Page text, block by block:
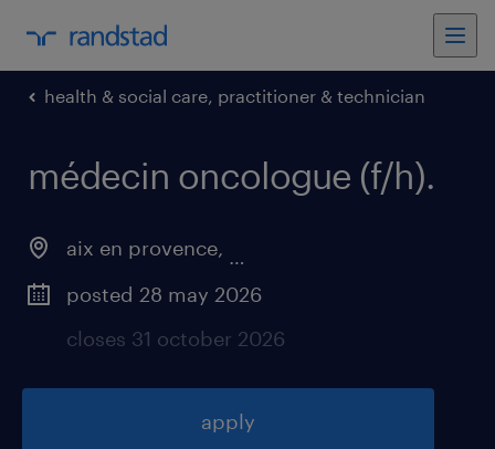
health & social care, practitioner & technician
médecin oncologue (f/h).
aix en provence,
posted 28 may 2026
closes 31 october 2026
apply